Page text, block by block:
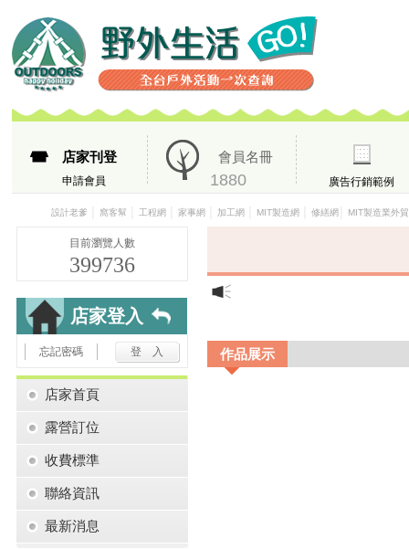
店家刊登
申請會員
會員名冊
1880 廣告行銷範例
設計老爹 窩客幫 工程網 家事網 加工網 MIT製造網 修繕網 MIT製造業外
目前瀏覽人數
399736
店家登入
忘記密碼
店家首頁
露營訂位
收費標準
聯絡資訊
最新消息
作品展示